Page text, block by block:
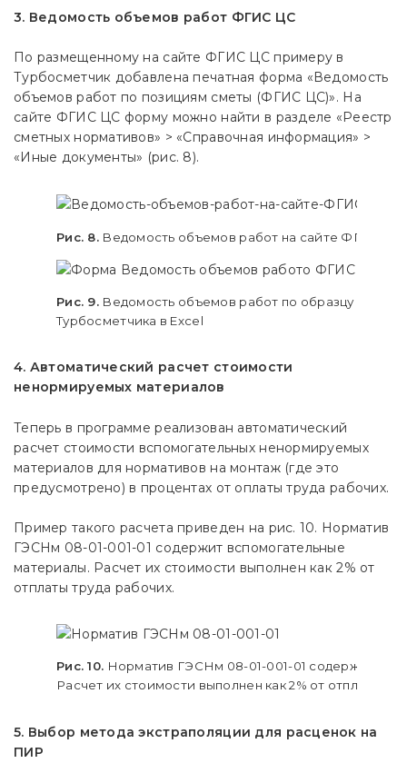
3. Ведомость объемов работ ФГИС ЦС
По размещенному на сайте ФГИС ЦС примеру в
Турбосметчик добавлена печатная форма «Ведомость
объемов работ по позициям сметы (ФГИС ЦС)». На
сайте ФГИС ЦС форму можно найти в разделе «Реестр
сметных нормативов» > «Справочная информация» >
«Иные документы» (рис. 8).
Рис. 8.Ведомость объемов работ на сайте ФГИС ЦС
Рис. 9.Ведомость объемов работ по образцу ФГИС
Турбосметчика в Excel
4. Автоматический расчет стоимости
ненормируемых материалов
Теперь в программе реализован автоматический
расчет стоимости вспомогательных ненормируемых
материалов для нормативов на монтаж (где это
предусмотрено) в процентах от оплаты труда рабочих.
Пример такого расчета приведен на рис. 10. Норматив
ГЭСНм 08-01-001-01 содержит вспомогательные
материалы. Расчет их стоимости выполнен как 2% от
отплаты труда рабочих.
Рис. 10. Норматив ГЭСНм 08-01-001-01 содержит
Расчет их стоимости выполнен как 2% от отплаты
5. Выбор метода экстраполяции для расценок на
ПИР